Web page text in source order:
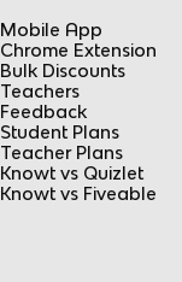
Mobile App
Chrome Extension
Bulk Discounts
Teachers
Feedback
Student Plans
Teacher Plans
Knowt vs Quizlet
Knowt vs Fiveable